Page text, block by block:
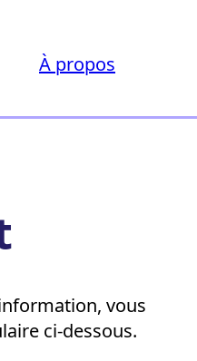
À propos
vous
ci-dessous.